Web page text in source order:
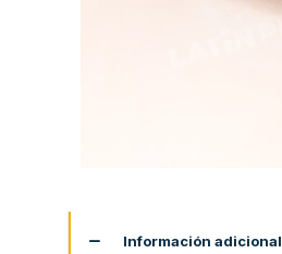
Información adicional